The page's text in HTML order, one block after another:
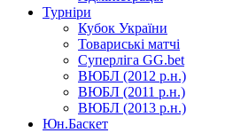
Турніри
Кубок України
Товариські матчі
Суперліга GG.bet
ВЮБЛ (2012 р.н.)
ВЮБЛ (2011 р.н.)
ВЮБЛ (2013 р.н.)
Юн.Баскет